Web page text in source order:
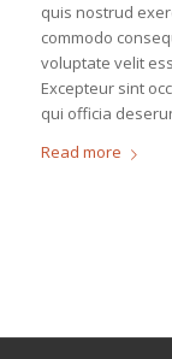
quis nostrud
commodo
voluptate velit
Excepteur sint
qui officia
Read more